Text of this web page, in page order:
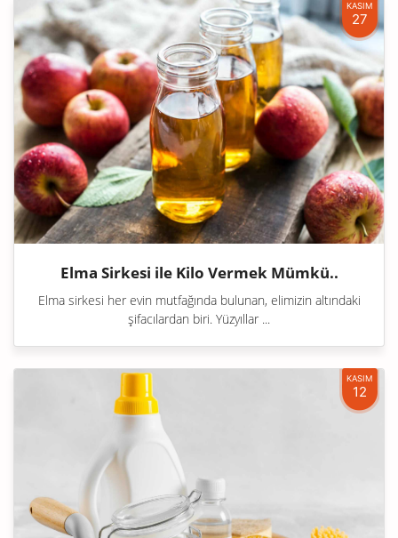
KASIM
27
Elma Sirkesi ile Kilo Vermek Mümkü..
Elma sirkesi her evin mutfağında bulunan, elimizin altındaki
şifacılardan biri. Yüzyıllar ...
KASIM
12